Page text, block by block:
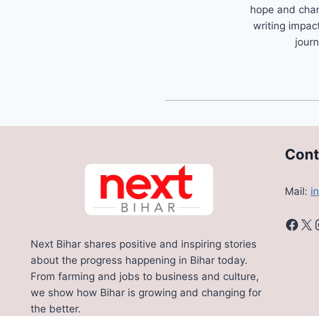
hope and
writing
Next Bihar shares positive and inspiring stories
about the progress happening in Bihar today.
From farming and jobs to business and culture,
we show how Bihar is growing and changing for
the better.
Mail:
X